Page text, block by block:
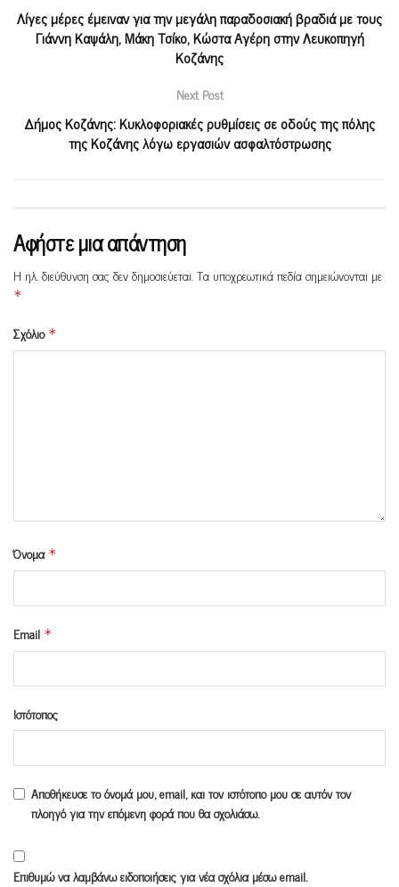
Λίγες μέρες έμειναν για την μεγάλη παραδοσιακή βραδιά με τους
Γιάννη Καψάλη, Μάκη Τσίκο, Κώστα Αγέρη στην Λευκοπηγή
Κοζάνης
Next Post
Δήμος Κοζάνης: Κυκλοφοριακές ρυθμίσεις σε οδούς της πόλης
της Κοζάνης λόγω εργασιών ασφαλτόστρωσης
Αφήστε μια απάντηση
Η ηλ. διεύθυνση σας δεν δημοσιεύεται.Τα υποχρεωτικά πεδία σημειώνονται με
*
Σχόλιο *
Όνομα *
Email *
Ιστότοπος
Αποθήκευσε το όνομά μου, email, και τον ιστότοπο μου σε αυτόν τον
πλοηγό για την επόμενη φορά που θα σχολιάσω.
Επιθυμώ να λαμβάνω ειδοποιήσεις για νέα σχόλια μέσω email.